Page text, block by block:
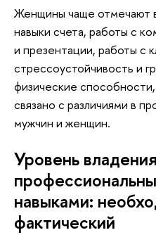
Женщины чаще отмечают
навыки счета, работы с
и презентации, работы с
стрессоустойчивость и
физические
связано с различиями в
мужчин и женщин.
Уровень владения
навыками:
фактический